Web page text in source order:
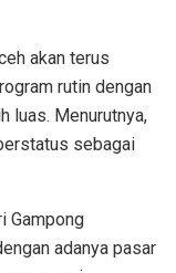
akan terus
rutin dengan
luas. Menurutnya,
sebagai
Gampong
adanya pasar